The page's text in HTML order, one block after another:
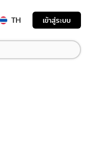
TH เข้าสู่ระบบ